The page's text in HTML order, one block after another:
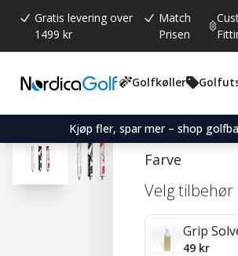
Gratis levering over
1499 kr
Match
Prisen
Golfkøller
Kjøp fler, spar mer – shop
4.7 (
Farve
Velg tilbehør
Grip
49 kr